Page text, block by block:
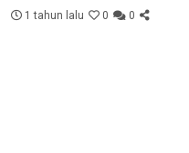
1 tahun lalu 0 0